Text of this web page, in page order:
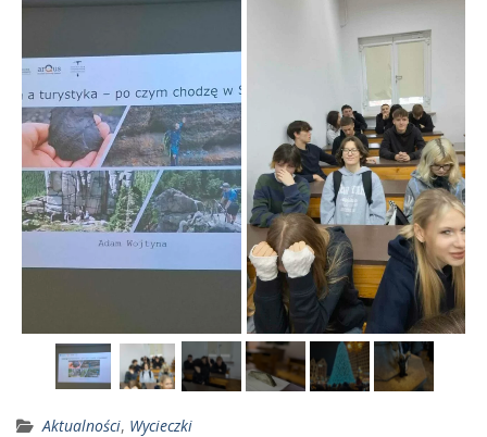
Aktualności, Wycieczki